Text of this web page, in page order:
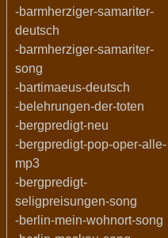
-barmherziger-samariter-
deutsch
-barmherziger-samariter-
song
-bartimaeus-deutsch
-belehrungen-der-toten
-bergpredigt-neu
-bergpredigt-pop-oper-alle-
mp3
-bergpredigt-
seligpreisungen-song
-berlin-mein-wohnort-song